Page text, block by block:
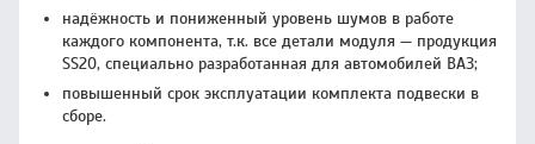
надёжность и пониженный уровень шумов в работе
каждого компонента, т.к. все детали модуля — продукция
SS20, специально разработанная для автомобилей ВАЗ;
повышенный срок эксплуатации комплекта подвески в
сборе.